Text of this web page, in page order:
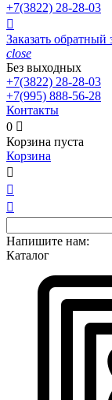
+7(3822) 28-28-03

Заказать обратный
close
Без выходных
+7(3822) 28-28-03
+7(995) 888-56-28
Контакты
0 
Корзина пуста
Корзина



Напишите нам:
Каталог